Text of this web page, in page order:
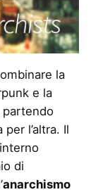
la
e la
partendo
l’altra. Il
di
anarchismo